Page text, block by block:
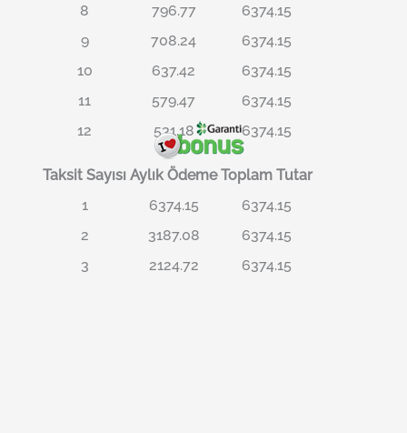
8
796.77
6374.15
9
708.24
6374.15
10
637.42
6374.15
11
579.47
6374.15
12
531.18 6374.15
Taksit Sayısı Aylık Ödeme Toplam Tutar
1
6374.15
6374.15
2
3187.08
6374.15
3
2124.72 6374.15